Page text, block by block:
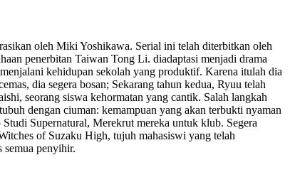
oleh Miki Yoshikawa. Serial ini telah diterbitkan oleh
penerbitan Taiwan Tong Li. diadaptasi menjadi drama
kehidupan sekolah yang produktif. Karena itulah dia
dia segera bosan; Sekarang tahun kedua, Ryuu telah
seorang siswa kehormatan yang cantik. Salah langkah
dengan ciuman: kemampuan yang akan terbukti nyaman
Supernatural, Merekrut mereka untuk klub. Segera
of Suzaku High, tujuh mahasiswi yang telah
semua penyihir.